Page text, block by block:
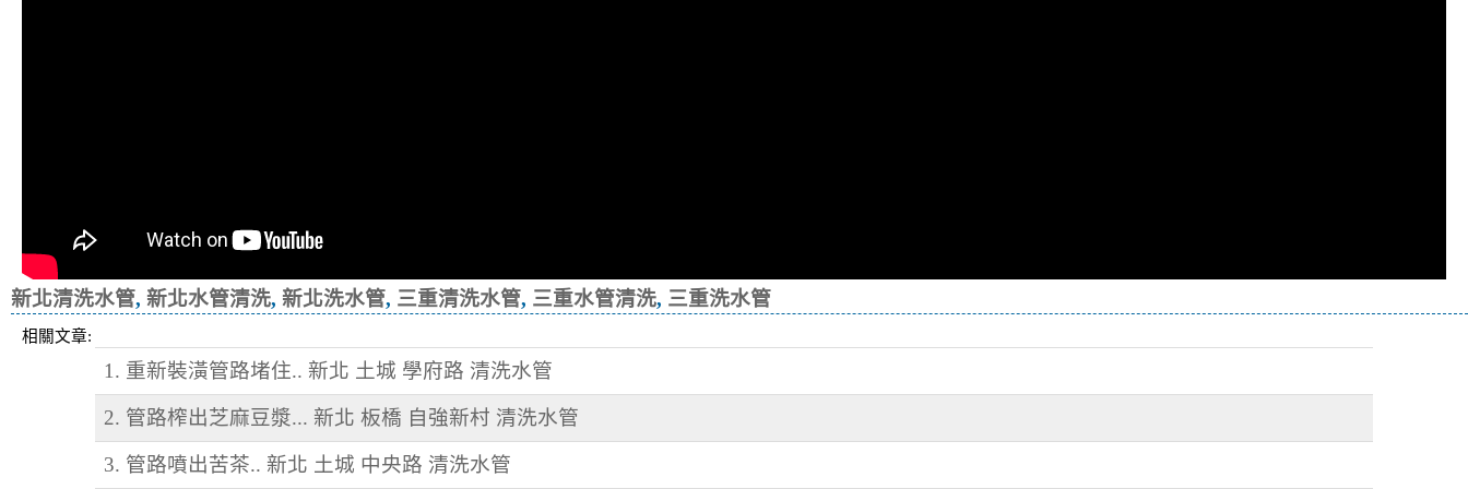
新北清洗水管, 新北水管清洗, 新北洗水管, 三重清洗水管, 三重水管清洗, 三重洗水管
相關文章:
1. 重新裝潢管路堵住.. 新北 土城 學府路 清洗水管
2. 管路榨出芝麻豆漿... 新北 板橋 自強新村 清洗水管
3. 管路噴出苦茶.. 新北 土城 中央路 清洗水管